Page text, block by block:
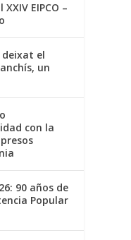
EIPCO –
deixat el
un
con la
90 años de
Popular